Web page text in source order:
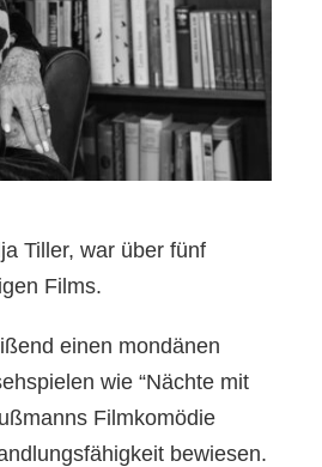
Tiller, war über fünf
Films.
einen mondänen
wie “Nächte mit
Filmkomödie
bewiesen.